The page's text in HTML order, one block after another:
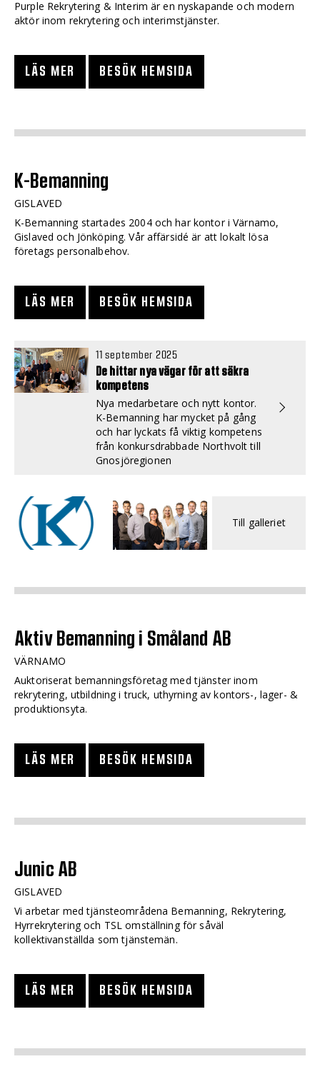
Purple Rekrytering & Interim är en nyskapande och modern
aktör inom rekrytering och interimstjänster.
LÄS MER BESÖK HEMSIDA
K-Bemanning
GISLAVED
K-Bemanning startades 2004 och har kontor i Värnamo,
Gislaved och Jönköping. Vår affärsidé är att lokalt lösa
företags personalbehov.
LÄS MER BESÖK HEMSIDA
11 september 2025
De hittar nya vägar för att säkra
kompetens
Nya medarbetare och nytt kontor.
K-Bemanning har mycket på gång
och har lyckats få viktig kompetens
från konkursdrabbade Northvolt till
Gnosjöregionen
Till galleriet
Aktiv Bemanning i Småland AB
VÄRNAMO
Auktoriserat bemanningsföretag med tjänster inom
rekrytering, utbildning i truck, uthyrning av kontors-, lager- &
produktionsyta.
LÄS MER BESÖK HEMSIDA
Junic AB
GISLAVED
Vi arbetar med tjänsteområdena Bemanning, Rekrytering,
Hyrrekrytering och TSL omställning för såväl
kollektivanställda som tjänstemän.
LÄS MER BESÖK HEMSIDA